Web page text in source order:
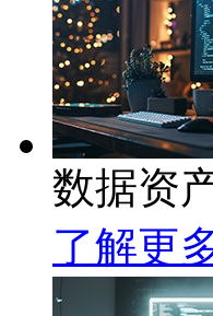
数据资
了解更